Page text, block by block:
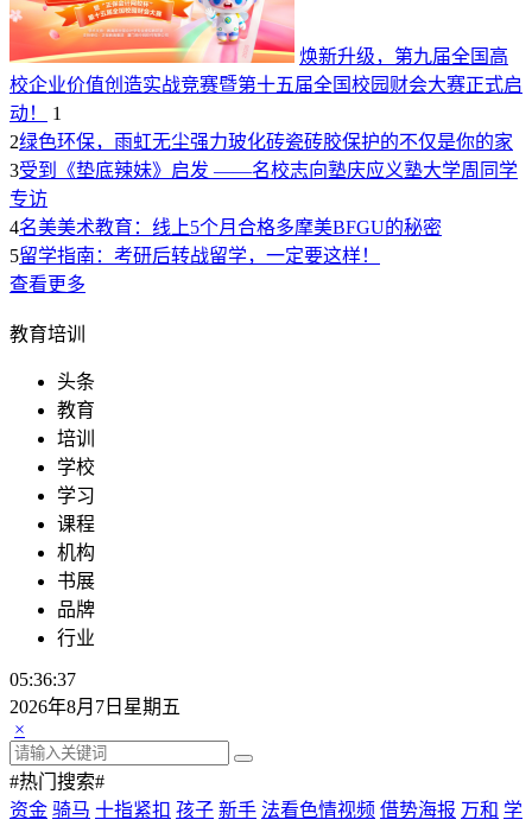
焕新升级，第九届全国高
校企业价值创造实战竞赛暨第十五届全国校园财会大赛正式启
动！
1
2绿色环保，雨虹无尘强力玻化砖瓷砖胶保护的不仅是你的家
3受到《垫底辣妹》启发 ——名校志向塾庆应义塾大学周同学
专访
4名美美术教育：线上5个月合格多摩美BFGU的秘密
5留学指南：考研后转战留学，一定要这样！
查看更多
教育培训
头条
教育
培训
学校
学习
课程
机构
书展
品牌
行业
05:36:37
2026年8月7日星期五
×
#热门搜索#
资金 骑马 十指紧扣 孩子 新手 法看色情视频 借势海报 万和 学